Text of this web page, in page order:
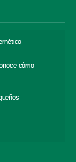
cómo